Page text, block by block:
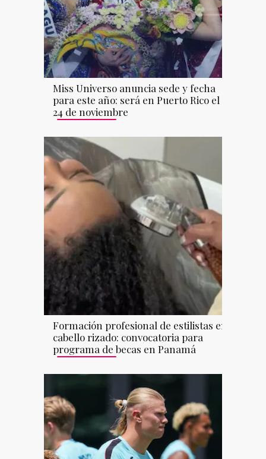
Miss Universo anuncia sede y fecha
para este año: será en Puerto Rico el
24 de noviembre
Formación profesional de estilistas en
cabello rizado: convocatoria para
programa de becas en Panamá